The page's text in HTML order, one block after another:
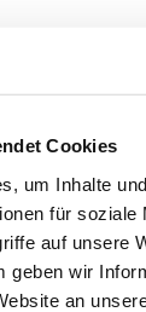
Cookies
um Inhalte
für soziale
auf unsere
geben wir
an
Sie